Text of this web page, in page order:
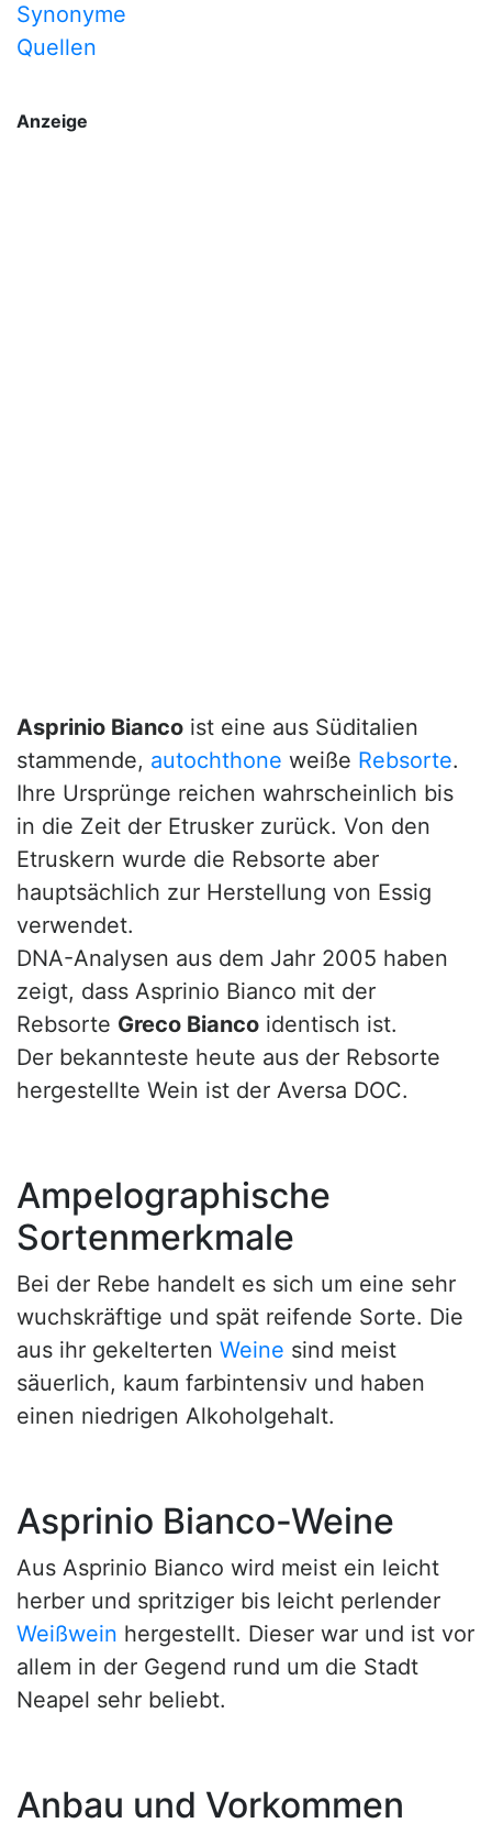
Synonyme
Quellen
Anzeige
Asprinio Bianco ist eine aus Süditalien
stammende, autochthone weiße Rebsorte.
Ihre Ursprünge reichen wahrscheinlich bis
in die Zeit der Etrusker zurück. Von den
Etruskern wurde die Rebsorte aber
hauptsächlich zur Herstellung von Essig
verwendet.
DNA-Analysen aus dem Jahr 2005 haben
zeigt, dass Asprinio Bianco mit der
Rebsorte Greco Bianco identisch ist.
Der bekannteste heute aus der Rebsorte
hergestellte Wein ist der Aversa DOC.
Ampelographische
Sortenmerkmale
Bei der Rebe handelt es sich um eine sehr
wuchskräftige und spät reifende Sorte. Die
aus ihr gekelterten Weine sind meist
säuerlich, kaum farbintensiv und haben
einen niedrigen Alkoholgehalt.
Asprinio Bianco-Weine
Aus Asprinio Bianco wird meist ein leicht
herber und spritziger bis leicht perlender
Weißwein hergestellt. Dieser war und ist vor
allem in der Gegend rund um die Stadt
Neapel sehr beliebt.
Anbau und Vorkommen